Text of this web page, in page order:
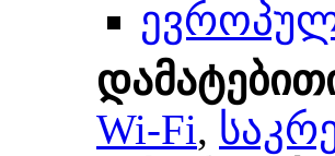
Wi-Fi,